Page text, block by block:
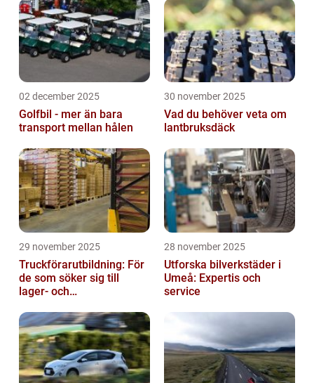
02 december 2025
Golfbil - mer än bara
transport mellan hålen
30 november 2025
Vad du behöver veta om
lantbruksdäck
29 november 2025
Truckförarutbildning: För
de som söker sig till
lager- och
28 november 2025
Utforska bilverkstäder i
Umeå: Expertis och
service